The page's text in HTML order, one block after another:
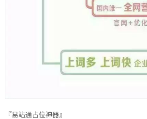
『易站通占位神器』